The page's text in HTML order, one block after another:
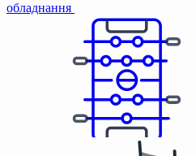
обладнання